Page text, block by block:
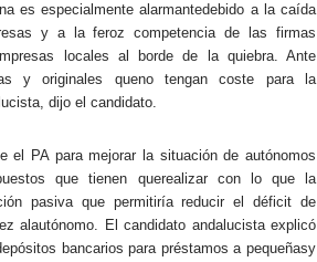
es especialmente alarmantedebido a la caída
y a la feroz competencia de las firmas
locales al borde de la quiebra. Ante
y originales queno tengan coste para la
dijo el candidato.
el PA para mejorar la situación de autónomos
que tienen querealizar con lo que la
pasiva que permitiría reducir el déficit de
alautónomo. El candidato andalucista explicó
bancarios para préstamos a pequeñasy